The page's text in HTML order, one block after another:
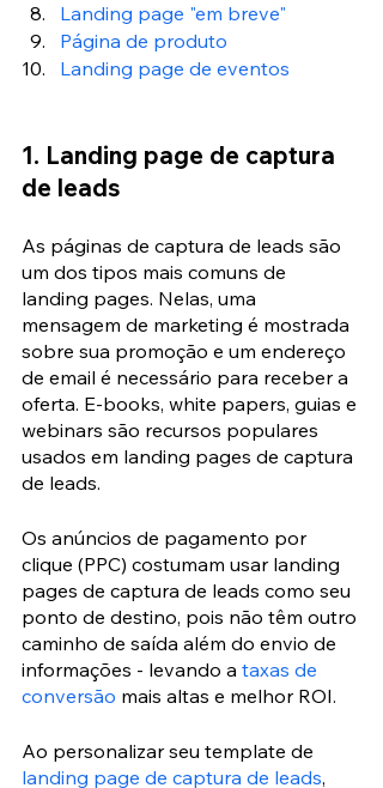
Landing page "em breve"
Página de produto
Landing page de eventos
1. Landing page de captura
de leads
As páginas de captura de leads são
um dos tipos mais comuns de
landing pages. Nelas, uma
mensagem de marketing é mostrada
sobre sua promoção e um endereço
de email é necessário para receber a
oferta. E-books, white papers, guias e
webinars são recursos populares
usados em landing pages de captura
de leads.
Os anúncios de pagamento por
clique (PPC) costumam usar landing
pages de captura de leads como seu
ponto de destino, pois não têm outro
caminho de saída além do envio de
informações - levando a taxas de
conversão mais altas e melhor ROI.
Ao personalizar seu template de
landing page de captura de leads,